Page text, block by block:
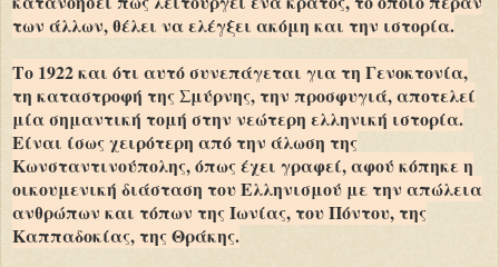
των άλλων, θέλει να ελέγξει ακόμη και την ιστορία.
Το 1922 και ότι αυτό συνεπάγεται για τη Γενοκτονία,
τη καταστροφή της Σμύρνης, την προσφυγιά, αποτελεί
μία σημαντική τομή στην νεώτερη ελληνική ιστορία.
Είναι ίσως χειρότερη από την άλωση της
Κωνσταντινούπολης, όπως έχει γραφεί, αφού κόπηκε η
οικουμενική διάσταση του Ελληνισμού με την απώλεια
ανθρώπων και τόπων της Ιωνίας, του Πόντου, της
Καππαδοκίας, της Θράκης.